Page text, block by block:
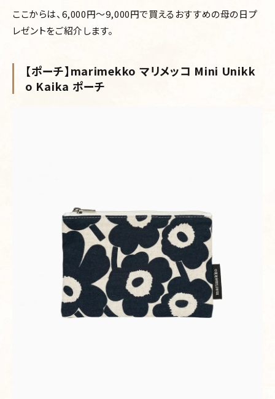
ここからは、6,000円～9,000円で買えるおすすめの母の日プ
レゼントをご紹介します。
【ポーチ】marimekko マリメッコ Mini Unikk
o Kaika ポーチ